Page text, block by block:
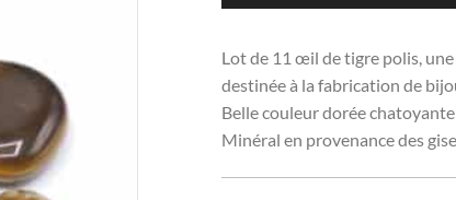
Lot de 11 œil de tigre polis,
destinée à la fabrication de
Belle couleur dorée chatoyante
Minéral en provenance des